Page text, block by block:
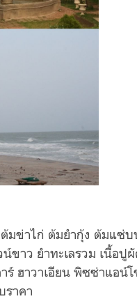
ต้มข่าไก่ ต้มยำกุ้ง ต้มแซ่บ
ขาว ยำทะเลรวม เนื้อปู
ร์ ฮาวาเอียน พิซซ่าแอน์โ
ราคา